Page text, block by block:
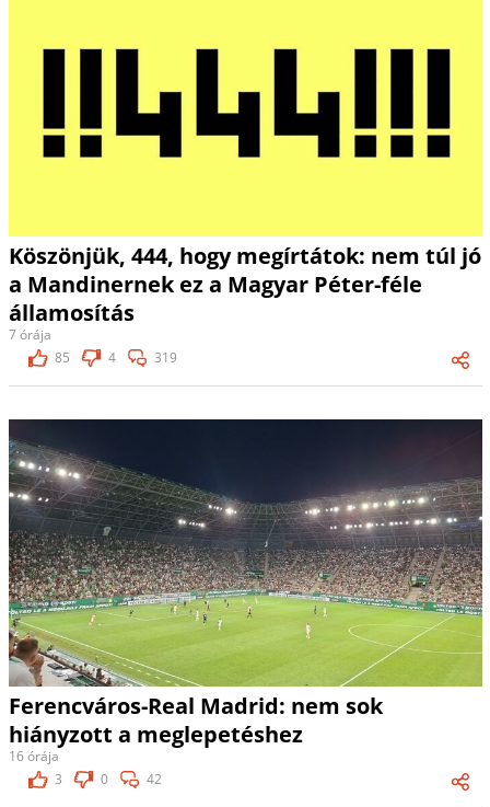
Köszönjük, 444, hogy megírtátok: nem túl jó
a Mandinernek ez a Magyar Péter-féle
államosítás
7 órája
85
4 319
Ferencváros-Real Madrid: nem sok
hiányzott a meglepetéshez
16 órája
3
0 42